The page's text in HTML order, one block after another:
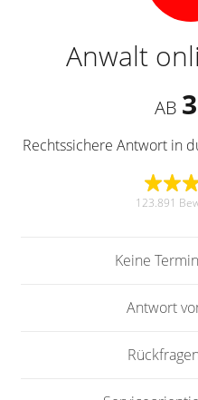
Anwalt
AB
Rechtssichere Antwort in
123.891
Keine
Antwort